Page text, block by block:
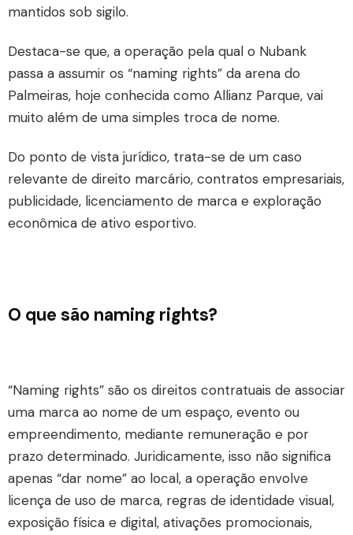
mantidos sob sigilo.
Destaca-se que, a operação pela qual o Nubank
passa a assumir os “naming rights” da arena do
Palmeiras, hoje conhecida como Allianz Parque, vai
muito além de uma simples troca de nome.
Do ponto de vista jurídico, trata-se de um caso
relevante de direito marcário, contratos empresariais,
publicidade, licenciamento de marca e exploração
econômica de ativo esportivo.
O que são naming rights?
“Naming rights” são os direitos contratuais de associar
uma marca ao nome de um espaço, evento ou
empreendimento, mediante remuneração e por
prazo determinado. Juridicamente, isso não significa
apenas “dar nome” ao local, a operação envolve
licença de uso de marca, regras de identidade visual,
exposição física e digital, ativações promocionais,